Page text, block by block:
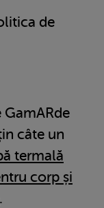
de
câte un
termală
corp și
.